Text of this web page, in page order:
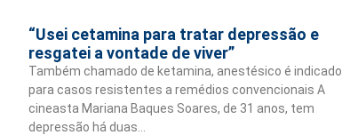
“Usei cetamina para tratar depressão e
resgatei a vontade de viver”
Também chamado de ketamina, anestésico é indicado
para casos resistentes a remédios convencionais A
cineasta Mariana Baques Soares, de 31 anos, tem
depressão há duas…